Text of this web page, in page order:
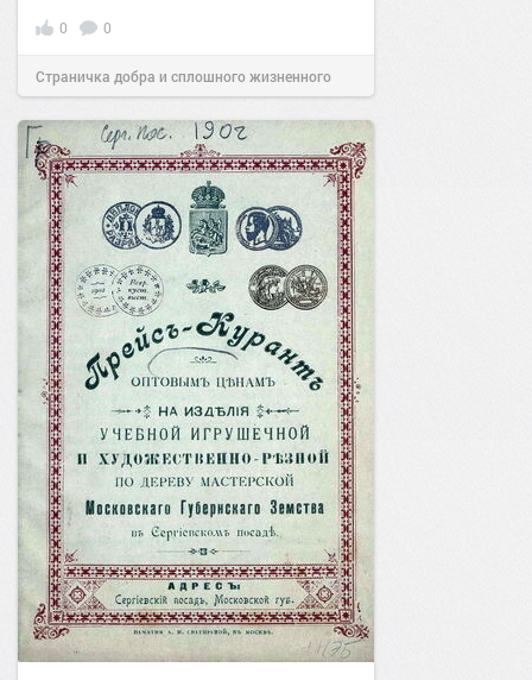
0 0
Страничка добра и сплошного жизненного
позитива!17:38Сегодня